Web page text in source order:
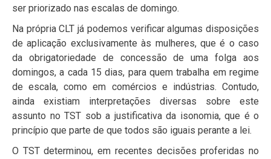
ser priorizado nas escalas de domingo.
Na própria CLT já podemos verificar algumas disposições
de aplicação exclusivamente às mulheres, que é o caso
da obrigatoriedade de concessão de uma folga aos
domingos, a cada 15 dias, para quem trabalha em regime
de escala, como em comércios e indústrias. Contudo,
ainda existiam interpretações diversas sobre este
assunto no TST sob a justificativa da isonomia, que é o
princípio que parte de que todos são iguais perante a lei.
O TST determinou, em recentes decisões proferidas no